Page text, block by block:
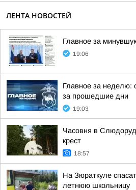
ЛЕНТА НОВОСТЕЙ
Главное за
19:06
Главное за неделю:
за прошедшие дни
19:03
Часовня в
крест
18:57
На Зюраткуле
летнюю школьницу